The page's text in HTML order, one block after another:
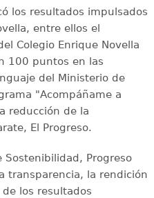
los resultados impulsados
entre ellos el
Colegio Enrique Novella
100 puntos en las
del Ministerio de
"Acompáñame a
reducción de la
El Progreso.
Sostenibilidad, Progreso
transparencia, la rendición
los resultados